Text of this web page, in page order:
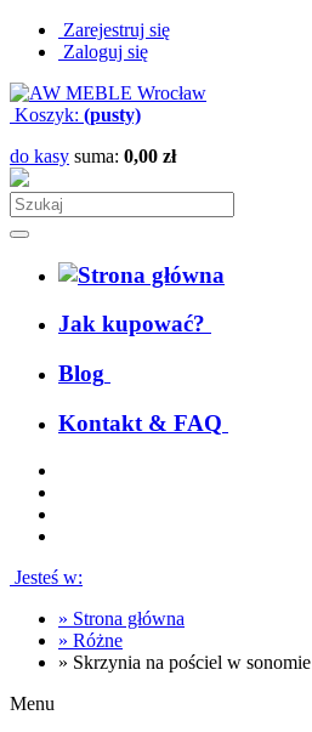
Zarejestruj się
Zaloguj się
Koszyk: (pusty)
do kasy suma: 0,00 zł
Jak kupować?
Blog
Kontakt & FAQ
Jesteś w:
» Strona główna
» Różne
» Skrzynia na pościel w sonomie
Menu